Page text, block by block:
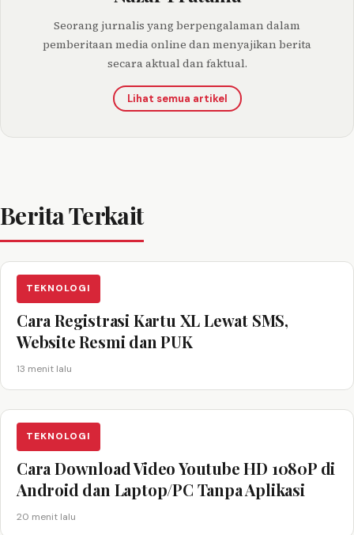
Seorang jurnalis yang berpengalaman dalam
pemberitaan media online dan menyajikan berita
secara aktual dan faktual.
Lihat semua artikel
Berita Terkait
TEKNOLOGI
Cara Registrasi Kartu XL Lewat SMS,
Website Resmi dan PUK
13 menit lalu
TEKNOLOGI
Cara Download Video Youtube HD 1080P di
Android dan Laptop/PC Tanpa Aplikasi
20 menit lalu